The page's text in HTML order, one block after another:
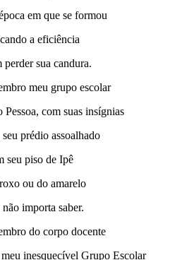
se formou
candura.
grupo escolar
suas insígnias
assoalhado
de Ipê
amarelo
saber.
docente
Grupo Escolar